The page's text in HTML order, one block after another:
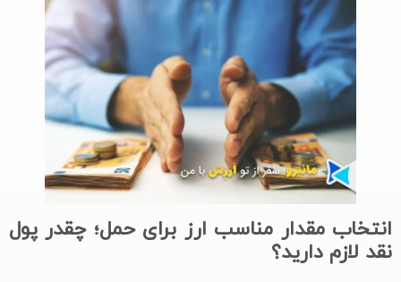
انتخاب مقدار مناسب ارز برای حمل؛ چقدر پول
نقد لازم دارید؟